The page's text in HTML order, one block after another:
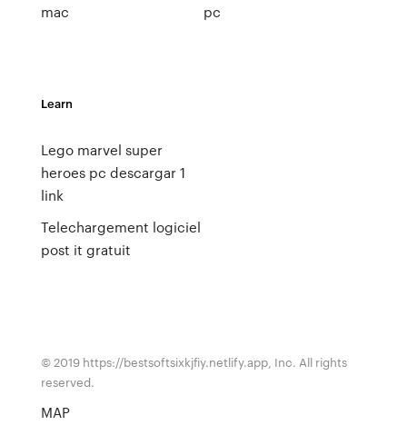
mac
pc
Learn
Lego marvel super
heroes pc descargar 1
link
Telechargement logiciel
post it gratuit
© 2019 https://bestsoftsixkjfiy.netlify.app, Inc. All rights
reserved.
MAP